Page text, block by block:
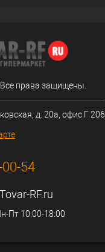
права защищены.
д. 20а, офис Г 206
54
RF.ru
Пт 10:00-18:00